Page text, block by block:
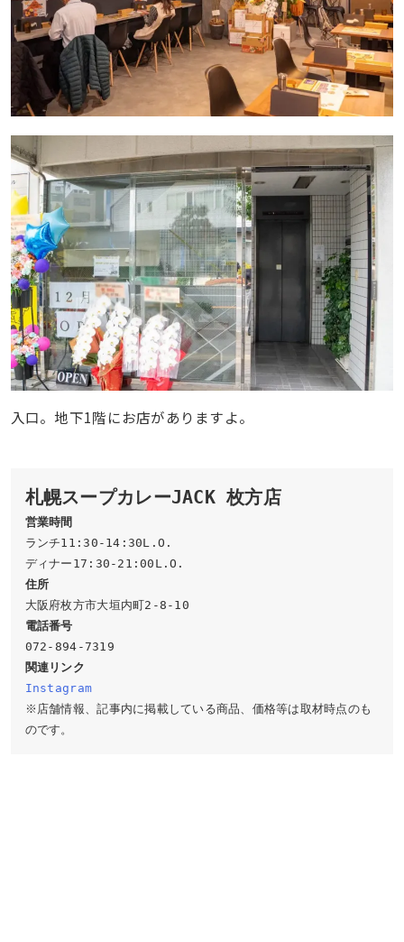
入口。地下1階にお店がありますよ。
札幌スープカレーJACK 枚方店
営業時間
ランチ11:30-14:30L.O.
住所
関連リンク
Instagram
※店舗情報、記事内に掲載している商品、価格等は取材時点のも
のです。